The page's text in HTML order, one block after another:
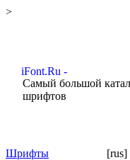
>
Самый большой
шрифтов
Шрифты
[rus]